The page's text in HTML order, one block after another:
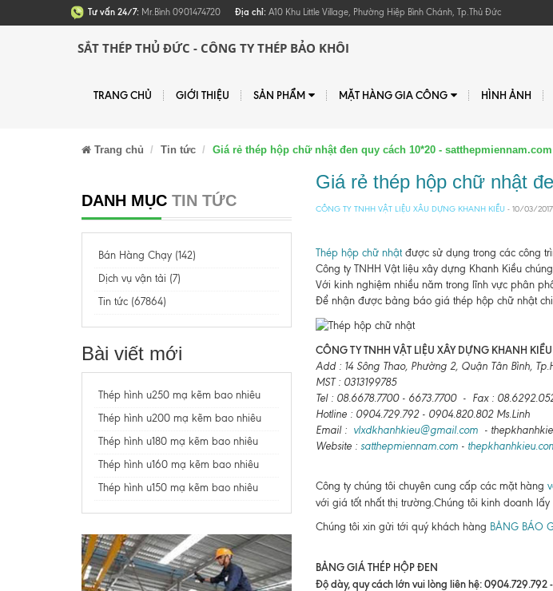
Tư vấn 24/7: Mr.Bình 0901474720 Địa chỉ: A10 Khu Little Village, Phường Hiệp Bình Chánh, Tp.Thủ Đức
SẮT THÉP THỦ ĐỨC - CÔNG TY THÉP BẢO KHÔI
TRANG CHỦ GIỚI THIỆU SẢN PHẨM MẶT HÀNG GIA CÔNG HÌNH ẢNH
Trang chủ Tin tức Giá rẻ thép hộp chữ nhật đen quy cách 10*20 - satthepmiennam.com
DANH MỤC TIN TỨC
Bán Hàng Chạy (142)
Dịch vụ vận tải (7)
Tin tức (67864)
Bài viết mới
Thép hình u250 mạ kẽm bao nhiêu
Thép hình u200 mạ kẽm bao nhiêu
Thép hình u180 mạ kẽm bao nhiêu
Thép hình u160 mạ kẽm bao nhiêu
Thép hình u150 mạ kẽm bao nhiêu
Giá rẻ thép hộp chữ nhật
CÔNG TY TNHH VẬT LIỆU XÂU DỰNG KHANH KIỀU - 10/03/
Thép hộp chữ nhậtđược sử dụng trong các công
Công ty TNHH Vật liệu xây dựng Khanh Kiều
Với kinh nghiệm nhiều năm trong lĩnh vực phân
Để nhận được bảng báo giá thép hộp chữ nhật
CÔNG TY TNHH VẬT LIỆU XÂY DỰNG KHANH KIỀU
Add : 14 Sông Thao, Phường 2, Quận Tân Bình,
MST : 0313199785
Tel : 08.6678.7700 - 6673.7700 - Fax :
Hotline : 0904.729.792 - 0904.820.802 Ms.Linh
Email : vlxdkhanhkieu@gmail.com-
Website : satthepmiennam.com-
Công ty chúng tôi chuyên cung cấp các mặt hàng
với giá tốt nhất thị trường.Chúng tôi kinh doanh lấy
Chúng tôi xin gửi tới quý khách hàng BẢNG BÁO
BẢNG GIÁ THÉP HỘP ĐEN
Độ dày, quy cách lớn vui lòng liên hệ: 0904.729.792